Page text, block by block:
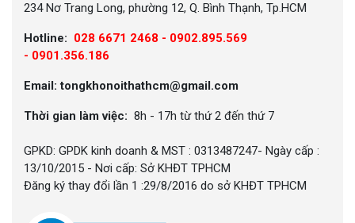
234 Nơ Trang Long, phường 12, Q. Bình Thạnh, Tp.HCM
Hotline: 028 6671 2468 - 0902.895.569
- 0901.356.186
Email: tongkhonoithathcm@gmail.com
Thời gian làm việc: 8h - 17h từ thứ 2 đến thứ 7
GPKD: GPDK kinh doanh & MST : 0313487247- Ngày cấp :
13/10/2015 - Nơi cấp: Sở KHĐT TPHCM
Đăng ký thay đổi lần 1 :29/8/2016 do sở KHĐT TPHCM